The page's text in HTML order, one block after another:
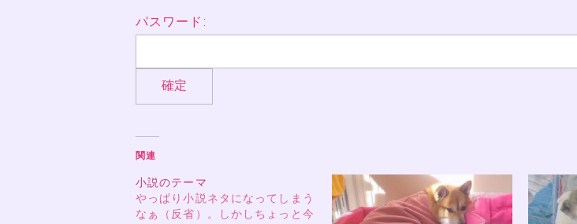
パスワード:
関連
小説のテーマ
やっぱり小説ネタになってしまう
なぁ（反省）。しかしちょっと今